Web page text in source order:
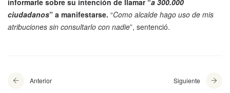
ciudadanos” a manifestarse. “Como alcalde hago uso de mis
atribuciones sin consultarlo con nadie”, sentenció.
Anterior Siguiente